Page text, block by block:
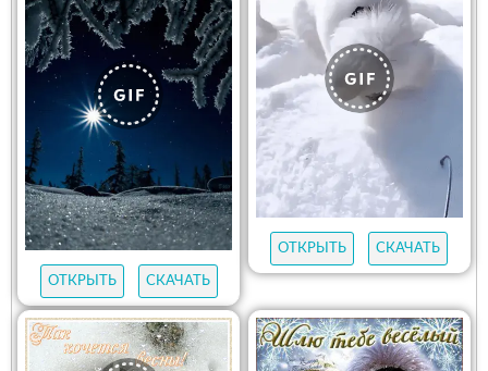
ОТКРЫТЬ СКАЧАТЬ
ОТКРЫТЬ СКАЧАТЬ